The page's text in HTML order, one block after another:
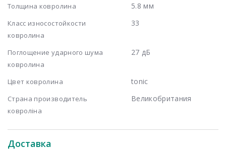
Доставка
Толщина ковролина 5.8 мм
Класс износостойкости
ковролина
33
Поглощение ударного шума
ковролина
27 дБ
Цвет ковролина tonic
Страна производитель
ковроліна
Великобритания